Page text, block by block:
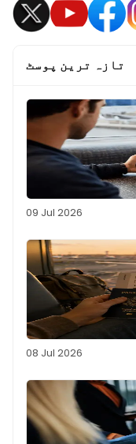
تازہ ترین پوسٹ
09 Jul 2026
08 Jul 2026